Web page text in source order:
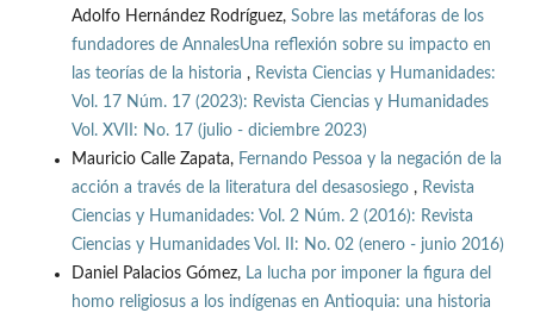
Adolfo Hernández Rodríguez, Sobre las metáforas de los
fundadores de AnnalesUna reflexión sobre su impacto en
las teorías de la historia , Revista Ciencias y Humanidades:
Vol. 17 Núm. 17 (2023): Revista Ciencias y Humanidades
Vol. XVII: No. 17 (julio - diciembre 2023)
Mauricio Calle Zapata, Fernando Pessoa y la negación de la
acción a través de la literatura del desasosiego , Revista
Ciencias y Humanidades: Vol. 2 Núm. 2 (2016): Revista
Ciencias y Humanidades Vol. II: No. 02 (enero - junio 2016)
Daniel Palacios Gómez, La lucha por imponer la figura del
homo religiosus a los indígenas en Antioquia: una historia